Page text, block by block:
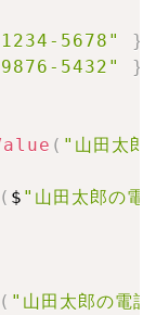
5678" }
5432"
}
( "山田太
( $ "山田太郎の
( "山田太郎の電